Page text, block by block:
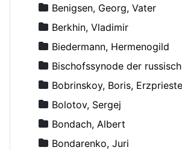
Benigsen, Georg, Vater
Berkhin, Vladimir
Biedermann, Hermenogild
Bischofssynode der russisch-
Bobrinskoy, Boris,
Bolotov, Sergej
Bondach, Albert
Bondarenko, Juri